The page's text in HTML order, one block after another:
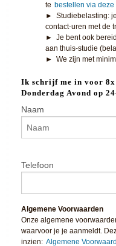
te bestellen via deze
► Studiebelasting:
contact-uren met de
► Je bent ook
aan thuis-studie
► We zijn met
Ik schrijf me in voor 8x
Donderdag Avond op
Naam
Telefoon
Algemene Voorwaarden
Onze algemene
waarvoor je je aanmeldt.
inzien: Algemene